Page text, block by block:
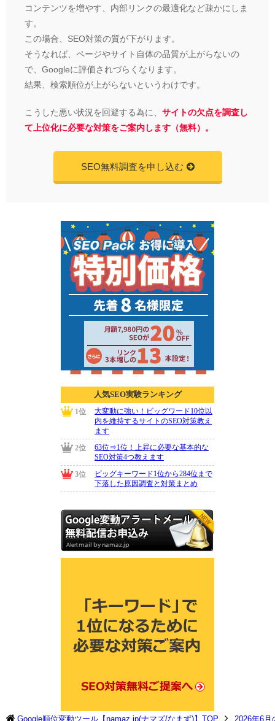
コンテンツを増やす、内部リンクの最適化など疎かにしま
す。
この場合、SEO対策の質が下がります。
そうなれば、ページやサイト自体の品質が上がらないの
で、Googleに評価されづらくなります。
結果、検索順位が上がらないというわけです。
こうした悪い状況を回避する為に、 サイトの欠点を調査し
て上位化に必要な対策をご案内します（無料）。
SEO無料調査を申し込む
Google順位変動ツール【namaz.jp(ナマズ/なまず)】TOP 2026年6